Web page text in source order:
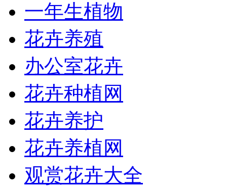
一年生植物
花卉养殖
办公室花卉
花卉种植网
花卉养护
花卉养植网
观赏花卉大全